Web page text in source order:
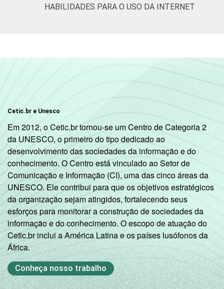
OU DO
RENDA
FAMILIAR
Até 1 SM 72
Mais de 1
SM até 2 SM
75
Mais de 2
SM até 3 SM
68
Mais de 3
63
Não tem
renda
HABILIDADES PARA O USO DA INTERNET
Cetic.br e Unesco
Em 2012, o Cetic.br tornou-se um Centro de Categoria 2
da UNESCO, o primeiro do tipo dedicado ao
desenvolvimento das sociedades da informação e do
conhecimento. O Centro está vinculado ao Setor de
Comunicação e Informação (CI), uma das cinco áreas da
UNESCO. Ele contribui para que os objetivos estratégicos
da organização sejam atingidos, fortalecendo seus
esforços para monitorar a construção de sociedades da
informação e do conhecimento. O escopo de atuação do
Cetic.br inclui a América Latina e os países lusófonos da
África.
Conheça nosso trabalho